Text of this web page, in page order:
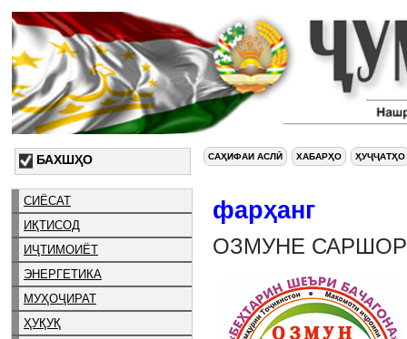
БАХШҲО
СИЁСАТ
ИҚТИСОД
ИҶТИМОИЁТ
ЭНЕРГЕТИКА
МУҲОҶИРАТ
ҲУҚУҚ
САҲИФАИ АСЛӢ ХАБАРҲО ҲУҶҶАТҲО
фарҳанг
ОЗМУНЕ